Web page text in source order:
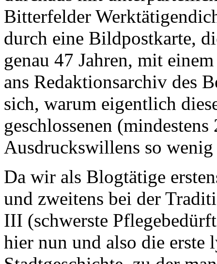
Bitterfelder
durch eine Bildpostkarte,
genau 47 Jahren, mit
ans Redaktionsarchiv des
sich, warum eigentlich
geschlossenen
Ausdruckswillens so
Da wir als Blogtätige
und zweitens bei der
III (schwerste
hier nun und also die erste